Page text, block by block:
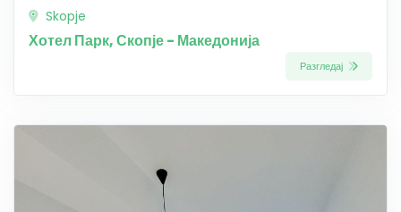
Skopje
Хотел Парк, Скопје - Македонија
Разгледај